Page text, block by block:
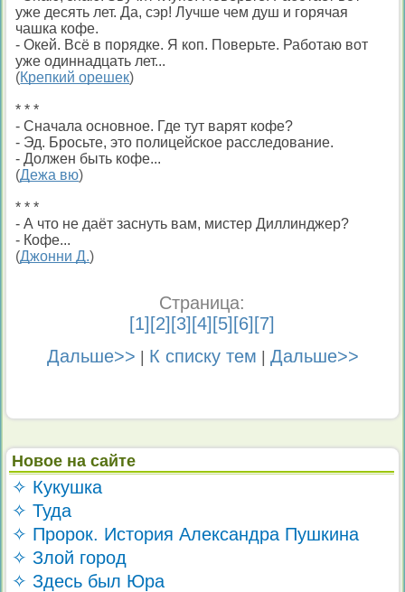
уже десять лет. Да, сэр! Лучше чем душ и горячая
чашка кофе.
- Окей. Всё в порядке. Я коп. Поверьте. Работаю вот
уже одиннадцать лет...
(Крепкий орешек)
* * *
- Сначала основное. Где тут варят кофе?
- Эд. Бросьте, это полицейское расследование.
- Должен быть кофе...
(Дежа вю)
* * *
- А что не даёт заснуть вам, мистер Диллинджер?
- Кофе...
(Джонни Д.)
Страница:
[1][2][3][4][5][6][7]
Дальше>>
К списку тем Дальше>>
Новое на сайте
✧ Кукушка
✧ Туда
✧ Пророк. История Александра Пушкина
✧ Злой город
✧ Здесь был Юра